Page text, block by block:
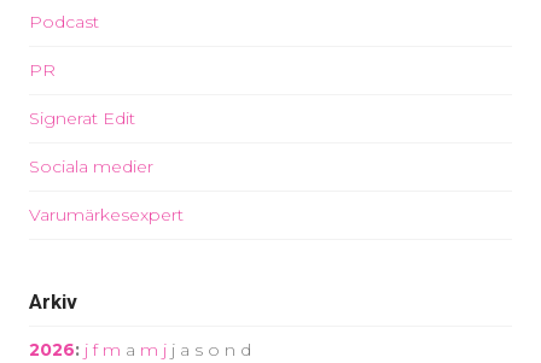
Podcast
PR
Signerat Edit
Sociala medier
Varumärkesexpert
Arkiv
2026: j f m a m j j a s o n d